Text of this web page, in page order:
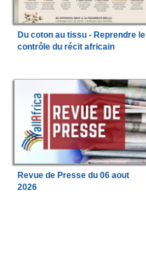
Du coton au tissu - Reprendre le
contrôle du récit africain
Revue de Presse du 06 aout
2026